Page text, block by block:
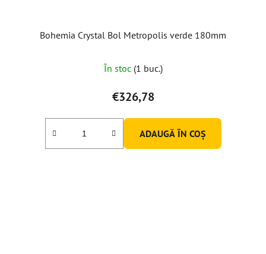
Bohemia Crystal Bol Metropolis verde 180mm
În stoc (1 buc.)
€326,78
ADAUGĂ ÎN COŞ